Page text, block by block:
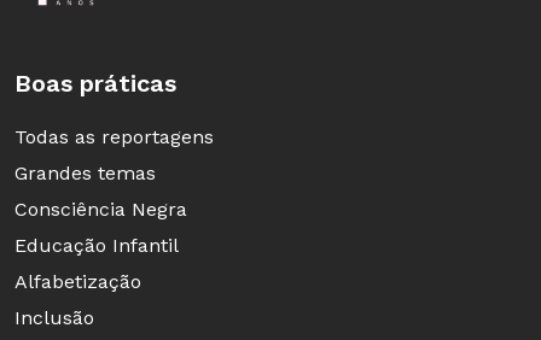
Boas práticas
Todas as reportagens
Grandes temas
Consciência Negra
Educação Infantil
Alfabetização
Inclusão